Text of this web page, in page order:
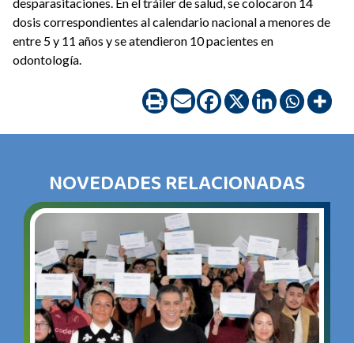
dosis correspondientes al calendario nacional a menores de
entre 5 y 11 años y se atendieron 10 pacientes en
odontología.
NOVEDADES RELACIONADAS